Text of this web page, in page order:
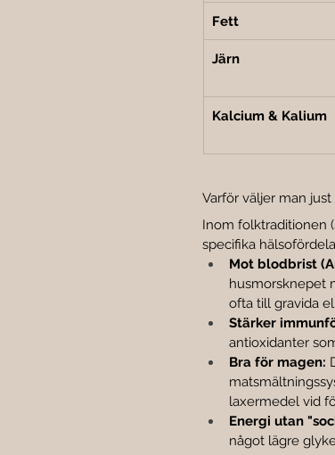
Fett
Järn
Kalcium & Kalium
Varför väljer man just
Inom folktraditionen
specifika
Mot blodbrist
husmorsknepet
ofta till gravida
Stärker
antioxidanter
Bra för magen:
laxermedel vid
Energi utan
något lägre